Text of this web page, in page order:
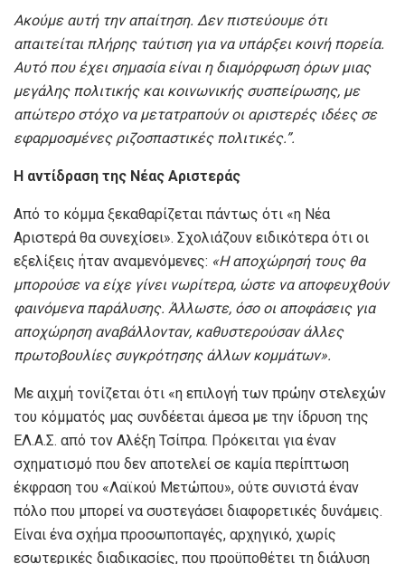
Ακούμε αυτή την απαίτηση. Δεν πιστεύουμε ότι
απαιτείται πλήρης ταύτιση για να υπάρξει κοινή πορεία.
Αυτό που έχει σημασία είναι η διαμόρφωση όρων μιας
μεγάλης πολιτικής και κοινωνικής συσπείρωσης, με
απώτερο στόχο να μετατραπούν οι αριστερές ιδέες σε
εφαρμοσμένες ριζοσπαστικές πολιτικές.”.
Η αντίδραση της Νέας Αριστεράς
Από το κόμμα ξεκαθαρίζεται πάντως ότι «η Νέα
Αριστερά θα συνεχίσει». Σχολιάζουν ειδικότερα ότι οι
εξελίξεις ήταν αναμενόμενες: «Η αποχώρησή τους θα
μπορούσε να είχε γίνει νωρίτερα, ώστε να αποφευχθούν
φαινόμενα παράλυσης. Άλλωστε, όσο οι αποφάσεις για
αποχώρηση αναβάλλονταν, καθυστερούσαν άλλες
πρωτοβουλίες συγκρότησης άλλων κομμάτων».
Με αιχμή τονίζεται ότι «η επιλογή των πρώην στελεχών
του κόμματός μας συνδέεται άμεσα με την ίδρυση της
ΕΛ.Α.Σ. από τον Αλέξη Τσίπρα. Πρόκειται για έναν
σχηματισμό που δεν αποτελεί σε καμία περίπτωση
έκφραση του «Λαϊκού Μετώπου», ούτε συνιστά έναν
πόλο που μπορεί να συστεγάσει διαφορετικές δυνάμεις.
Είναι ένα σχήμα προσωποπαγές, αρχηγικό, χωρίς
εσωτερικές διαδικασίες, που προϋποθέτει τη διάλυση